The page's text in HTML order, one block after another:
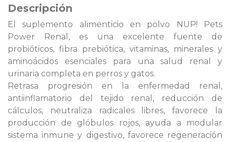
Descripción
El suplemento alimenticio en polvo NUP! Pets
Power Renal, es una excelente fuente de
probióticos, fibra prebiótica, vitaminas, minerales y
aminoácidos esenciales para una salud renal y
urinaria completa en perros y gatos.
Retrasa progresión en la enfermedad renal,
antiinflamatorio del tejido renal, reducción de
cálculos, neutraliza radicales libres, favorece la
producción de glóbulos rojos, ayuda a modular
sistema inmune y digestivo, favorece regeneración